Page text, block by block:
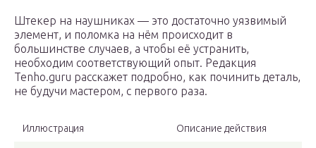
Штекер на наушниках — это достаточно уязвимый
элемент, и поломка на нём происходит в
большинстве случаев, а чтобы её устранить,
необходим соответствующий опыт. Редакция
Tenho.guru расскажет подробно, как починить деталь,
не будучи мастером, с первого раза.
Иллюстрация Описание действия